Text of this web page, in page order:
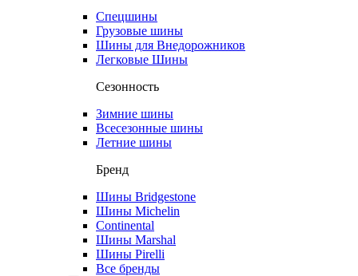
Спецшины
Грузовые шины
Шины для Внедорожников
Легковые Шины
Сезонность
Зимние шины
Всесезонные шины
Летние шины
Бренд
Шины Bridgestone
Шины Michelin
Continental
Шины Marshal
Шины Pirelli
Все бренды